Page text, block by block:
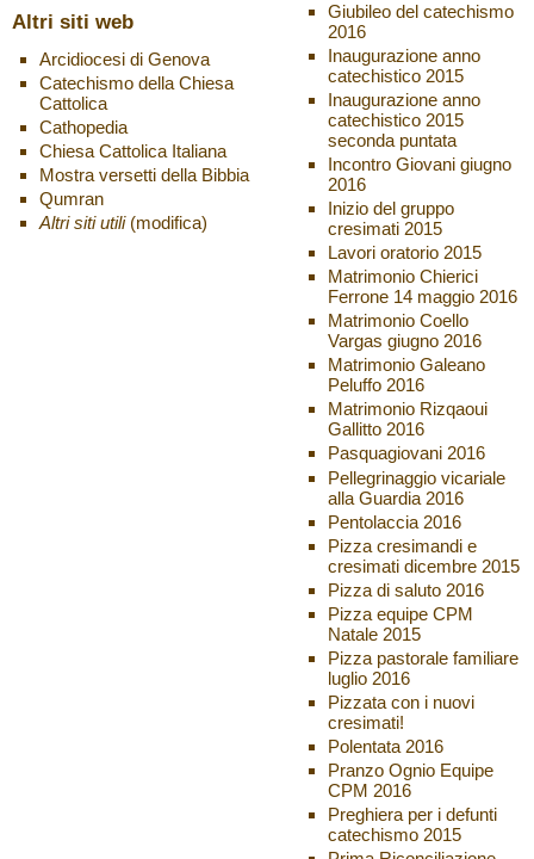
Altri siti web
Arcidiocesi di Genova
Catechismo della Chiesa
Cattolica
Cathopedia
Chiesa Cattolica Italiana
Mostra versetti della Bibbia
Qumran
Altri siti utili (modifica)
Giubileo del catechismo
2016
Inaugurazione anno
catechistico 2015
Inaugurazione anno
catechistico 2015
seconda puntata
Incontro Giovani giugno
2016
Inizio del gruppo
cresimati 2015
Lavori oratorio 2015
Matrimonio Chierici
Ferrone 14 maggio 2016
Matrimonio Coello
Vargas giugno 2016
Matrimonio Galeano
Peluffo 2016
Matrimonio Rizqaoui
Gallitto 2016
Pasquagiovani 2016
Pellegrinaggio vicariale
alla Guardia 2016
Pentolaccia 2016
Pizza cresimandi e
cresimati dicembre 2015
Pizza di saluto 2016
Pizza equipe CPM
Natale 2015
Pizza pastorale familiare
luglio 2016
Pizzata con i nuovi
cresimati!
Polentata 2016
Pranzo Ognio Equipe
CPM 2016
Preghiera per i defunti
catechismo 2015